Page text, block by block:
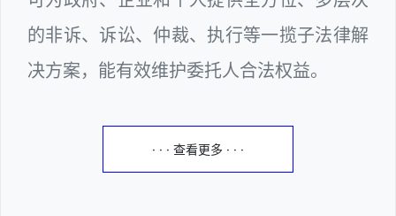
的非诉、诉讼、仲裁、执行等一揽子法律解
决方案，能有效维护委托人合法权益。
· · · 查看更多 · · ·